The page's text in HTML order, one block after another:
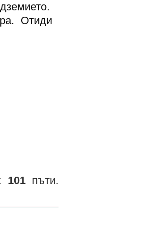
Отиди
101 пъти.